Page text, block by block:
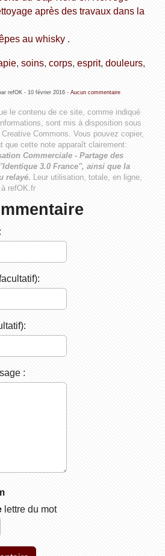
après des travaux dans la
au whisky .
, soins, corps, esprit, douleurs,
refOK - 10 février 2016- Aucun commentaire
le contenu de ce site, comme indiqué
sont mis à disposition sous
Creative Commons . Vous pouvez copier,
que cette note apparaît clairement:
Commerciale - Partage des
3.0 France", ainsi que la
relayé. Leur utilisation, totale, en ligne,
refOK.fr
:
lettre du mot